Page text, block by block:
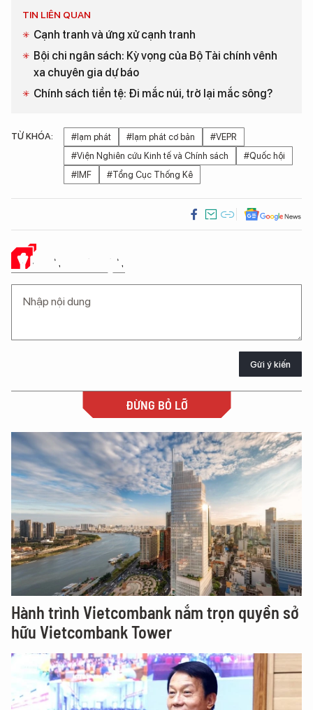
TIN LIÊN QUAN
Cạnh tranh và ứng xử cạnh tranh
Bội chi ngân sách: Kỳ vọng của Bộ Tài chính vênh
xa chuyên gia dự báo
Chính sách tiền tệ: Đi mắc núi, trở lại mắc sông?
TỪ KHÓA: #lạm phát #lạm phát cơ bản
#VEPR
#Viện Nghiên cứu Kinh tế và Chính sách
#Quốc hội
#IMF
#Tổng Cục Thống Kê
Ý KIẾN CỦA BẠN
Gửi ý kiến
ĐỪNG BỎ LỠ
Hành trình Vietcombank nắm trọn quyền sở
hữu Vietcombank Tower